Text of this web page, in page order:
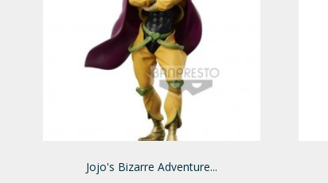
Jojo's Bizarre Adventure...